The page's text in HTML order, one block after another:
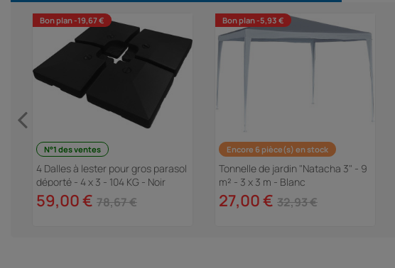
Bon plan -19,67 €
N°1 des ventes
4 Dalles à lester pour gros parasol
déporté - 4 x 3 - 104 KG - Noir
59,00 € 78,67 €
Bon plan -5,93 €
Encore 6 pièce(s) en stock
Tonnelle de jardin "Natacha 3" - 9
m² - 3 x 3 m - Blanc
27,00 € 32,93 €